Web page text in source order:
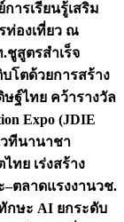
ารเรียนรู้เสริม
ท่องเที่ยว ณ
ชูสูตรสำเร็จ
บโตด้วยการสร้าง
ฐ์ไทย คว้ารางวัล
Expo (JDIE
ทีนานาชา
ย เร่งสร้าง
–ตลาดแรงงานวช.
กษะ AI ยกระดับ